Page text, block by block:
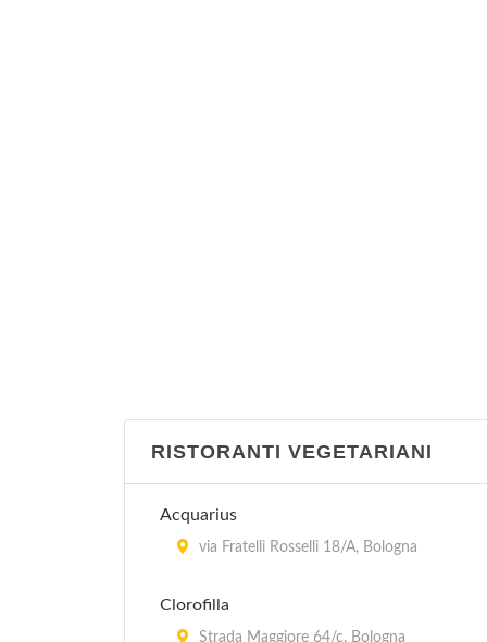
RISTORANTI VEGETARIANI
Acquarius
via Fratelli Rosselli 18/A, Bologna
Clorofilla
Strada Maggiore 64/c, Bologna